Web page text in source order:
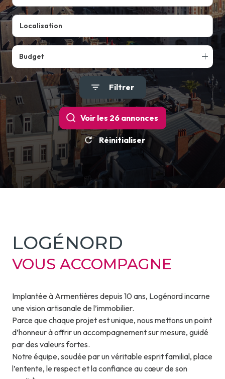
Budget
Filtrer
Voir les 26annonces
Réinitialiser
LOGÉNORD
VOUS ACCOMPAGNE
Implantée à Armentières depuis 10 ans, Logénord incarne
une vision artisanale de l’immobilier.
Parce que chaque projet est unique, nous mettons un point
d’honneur à offrir un accompagnement sur mesure, guidé
par des valeurs fortes.
Notre équipe, soudée par un véritable esprit familial, place
l’entente, le respect et la confiance au cœur de son